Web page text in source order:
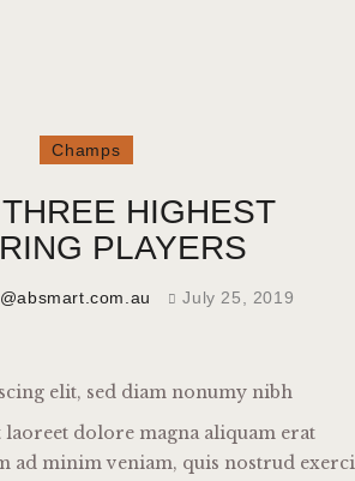
Champs
HIGHEST
PLAYERS
July 25, 2019
elit, sed diam nonumy nibh
dolore magna aliquam erat
ad minim veniam, quis nostrud exerci